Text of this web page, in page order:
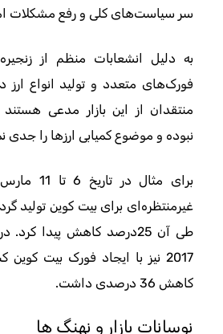
سر سیاست‌های کلی و رفع مشکلات
به دلیل انشعابات منظم از
فورک‌های متعدد و تولید انواع
منتقدان از این بازار مدعی
نبوده و موضوع کمیابی ارزها را جدی
غیرمنتظره‌ای برای بیت کوین تولید
2017 نیز با ایجاد فورک بیت
کاهش 36 درصدی داشت.
نوسانات بازار و نهنگ ها